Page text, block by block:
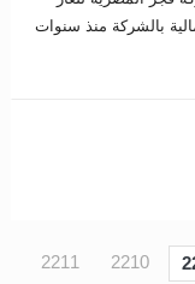
بالشركة منذ سنوات
2210
2211